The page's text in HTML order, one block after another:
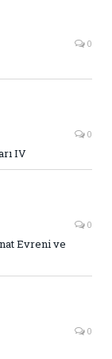
0
0
IV
0
Evreni ve
0